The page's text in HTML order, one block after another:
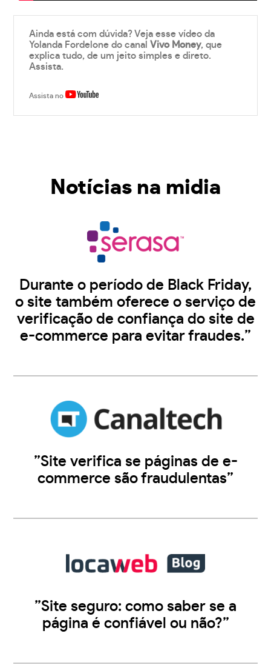
Ainda está com dúvida? Veja esse vídeo da
Yolanda Fordelone do canalVivo Money, que
explica tudo, de um jeito simples e direto.
Assista.
Assista no
Notícias na midia
Durante o período de Black Friday,
o site também oferece o serviço de
verificação de confiança do site de
e-commerce para evitar fraudes.”
”Site verifica se páginas de e-
commerce são fraudulentas”
”Site seguro: como saber se a
página é confiável ou não?”